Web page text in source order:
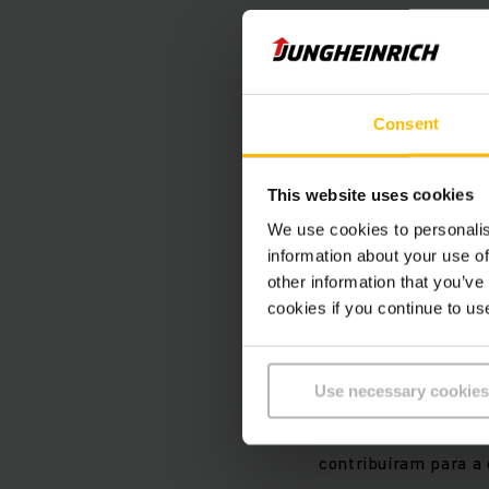
Consent
This website uses cookies
We use cookies to
information about your use
other information that
cookies if you continue to
Use necessary
Com a sua bateria
beneficiam de
espaços mais
"O objetivo do
diretamente
agilidade são
demonstradas
paletes", diz
vencido este
contribuíram para a